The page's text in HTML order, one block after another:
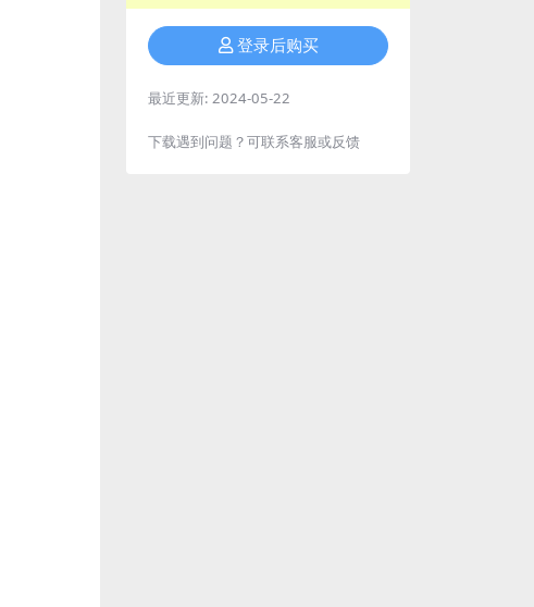
登录后购买
最近更新: 2024-05-22
下载遇到问题？可联系客服或反馈